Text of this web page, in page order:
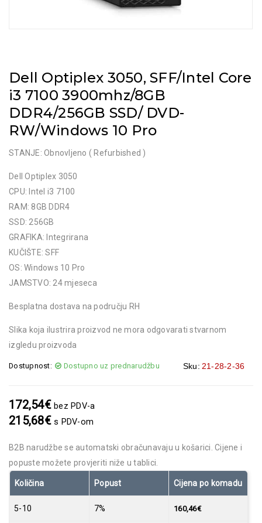
Dell Optiplex 3050, SFF/Intel Core
i3 7100 3900mhz/8GB
DDR4/256GB SSD/ DVD-
RW/Windows 10 Pro
STANJE: Obnovljeno ( Refurbished )
Dell Optiplex 3050
CPU: Intel i3 7100
RAM: 8GB DDR4
SSD: 256GB
GRAFIKA: Integrirana
KUČIŠTE: SFF
OS: Windows 10 Pro
JAMSTVO: 24 mjeseca
Besplatna dostava na području RH
Slika koja ilustrira proizvod ne mora odgovarati stvarnom
izgledu proizvoda
Dostupnost: Dostupno uz prednarudžbu Sku: 21-28-2-36
172,54€ bez PDV-a
215,68€s PDV-om
B2B narudžbe se automatski obračunavaju u košarici. Cijene i
popuste možete provjeriti niže u tablici.
Količina Popust Cijena po komadu
5-10 7% 160,46€